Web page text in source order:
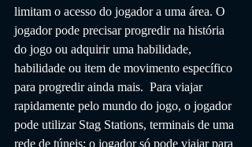
limitam o acesso do jogador a uma área. O
jogador pode precisar progredir na história
do jogo ou adquirir uma habilidade,
habilidade ou item de movimento específico
para progredir ainda mais.  Para viajar
rapidamente pelo mundo do jogo, o jogador
pode utilizar Stag Stations, terminais de uma
rede de túneis; o jogador só pode viajar para